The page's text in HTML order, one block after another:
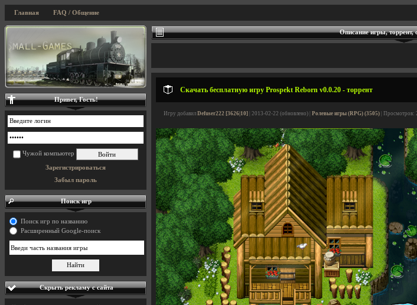
Главная FAQ / Общение
Описание игры, торрент,
Скачать бесплатную игру Prospekt Reborn v0.0.20 - торрент
Игру добавил Defuser222 [3626|10] | 2013-02-22 (обновлено) | Ролевые игры (RPG) (3505) | Просмотров:
Привет, Гость!
Чужой компьютер
Зарегистрироваться
Забыл пароль
Поиск игр
Поиск игр по названию
Расширенный Google-поиск
Скрыть рекламу с сайта